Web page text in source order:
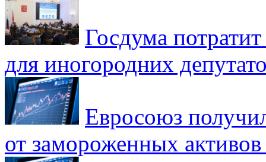
Госдума
для иногородних
Евросоюз
от замороженных